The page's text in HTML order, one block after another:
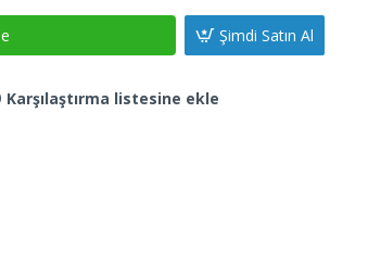
Şimdi Satın Al
Karşılaştırma listesine ekle